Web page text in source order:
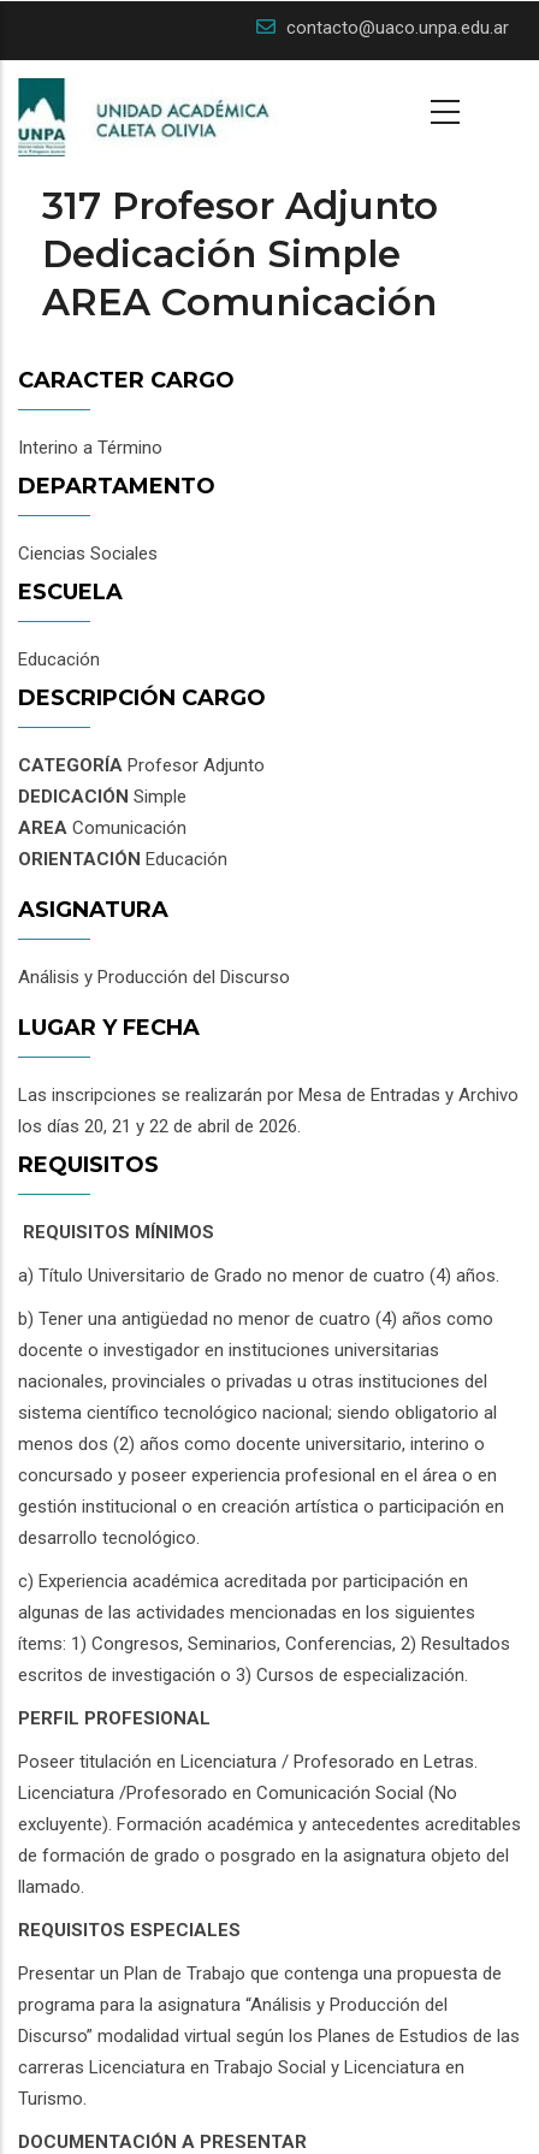
main
content
contacto@uaco.unpa.edu.ar
317 Profesor Adjunto
Dedicación Simple
AREA Comunicación
CARACTER CARGO
Interino a Término
DEPARTAMENTO
Ciencias Sociales
ESCUELA
Educación
DESCRIPCIÓN CARGO
CATEGORÍA Profesor Adjunto
DEDICACIÓN Simple
AREA Comunicación
ORIENTACIÓN Educación
ASIGNATURA
Análisis y Producción del Discurso
LUGAR Y FECHA
Las inscripciones se realizarán por Mesa de Entradas y Archivo
los días 20, 21 y 22 de abril de 2026.
REQUISITOS
REQUISITOS MÍNIMOS
a) Título Universitario de Grado no menor de cuatro (4) años.
b) Tener una antigüedad no menor de cuatro (4) años como
docente o investigador en instituciones universitarias
nacionales, provinciales o privadas u otras instituciones del
sistema científico tecnológico nacional; siendo obligatorio al
menos dos (2) años como docente universitario, interino o
concursado y poseer experiencia profesional en el área o en
gestión institucional o en creación artística o participación en
desarrollo tecnológico.
c) Experiencia académica acreditada por participación en
algunas de las actividades mencionadas en los siguientes
ítems: 1) Congresos, Seminarios, Conferencias, 2) Resultados
escritos de investigación o 3) Cursos de especialización.
PERFIL PROFESIONAL
Poseer titulación en Licenciatura / Profesorado en Letras.
Licenciatura /Profesorado en Comunicación Social (No
excluyente). Formación académica y antecedentes acreditables
de formación de grado o posgrado en la asignatura objeto del
llamado.
REQUISITOS ESPECIALES
Presentar un Plan de Trabajo que contenga una propuesta de
programa para la asignatura “Análisis y Producción del
Discurso” modalidad virtual según los Planes de Estudios de las
carreras Licenciatura en Trabajo Social y Licenciatura en
Turismo.
DOCUMENTACIÓN A PRESENTAR